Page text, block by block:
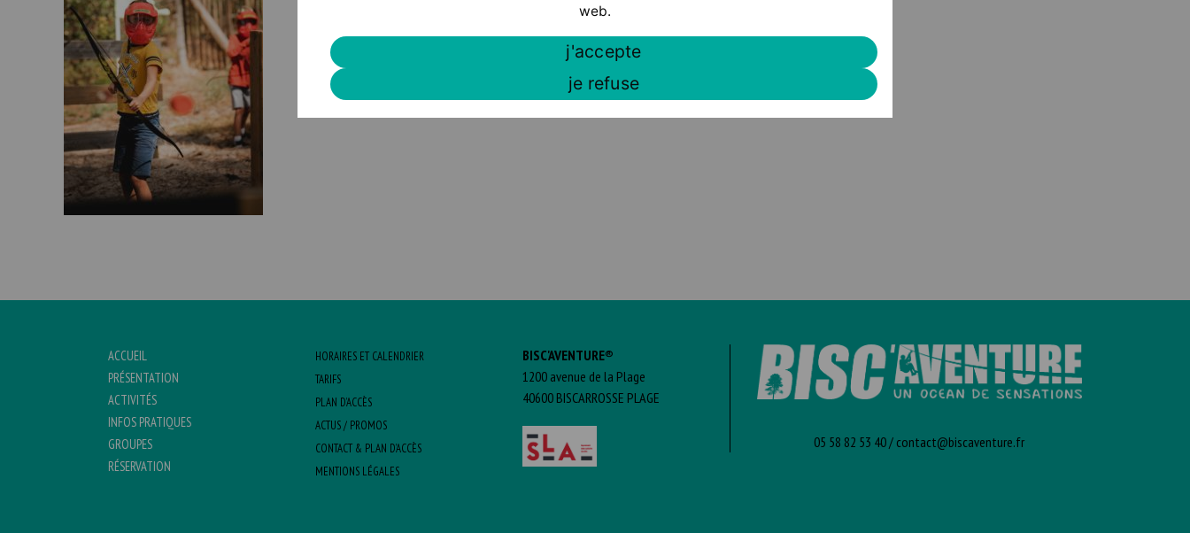
ACCUEIL
PRÉSENTATION
ACTIVITÉS
INFOS PRATIQUES
GROUPES
RÉSERVATION
HORAIRES ET CALENDRIER
TARIFS
PLAN D’ACCÈS
ACTUS / PROMOS
CONTACT & PLAN D’ACCÈS
MENTIONS LÉGALES
BISC'AVENTURE®
1200 avenue de la Plage
40600 BISCARROSSE PLAGE
05 58 82 53 40/ contact@biscaventure.fr
web.
j'accepte
je refuse